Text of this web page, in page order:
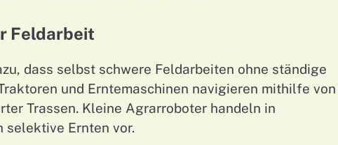
Feldarbeit
dass selbst schwere Feldarbeiten ohne ständige
und Erntemaschinen navigieren mithilfe von
Trassen. Kleine Agrarroboter handeln in
selektive Ernten vor.